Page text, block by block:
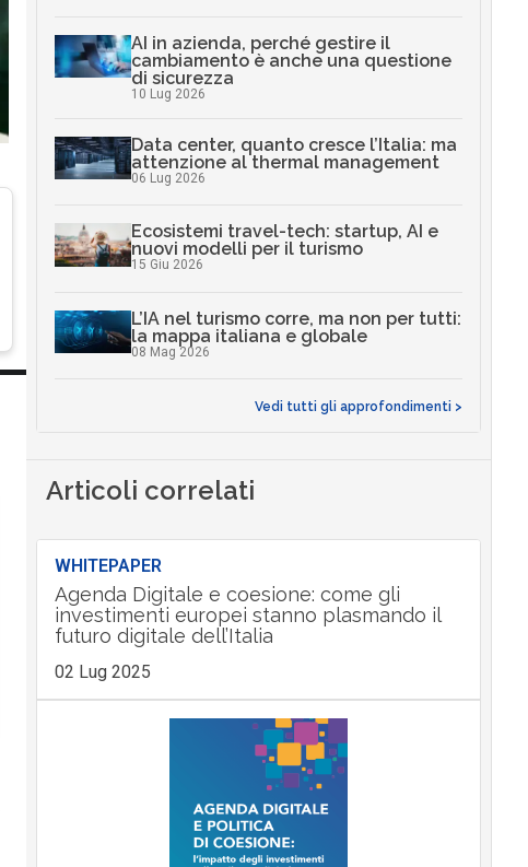
AI in azienda, perché gestire il
cambiamento è anche una questione
di sicurezza
10 Lug 2026
Data center, quanto cresce l’Italia: ma
attenzione al thermal management
06 Lug 2026
Ecosistemi travel-tech: startup, AI e
nuovi modelli per il turismo
15 Giu 2026
L’IA nel turismo corre, ma non per tutti:
la mappa italiana e globale
08 Mag 2026
Vedi tutti gli approfondimenti >
Articoli correlati
WHITEPAPER
Agenda Digitale e coesione: come gli
investimenti europei stanno plasmando il
futuro digitale dell’Italia
02 Lug 2025